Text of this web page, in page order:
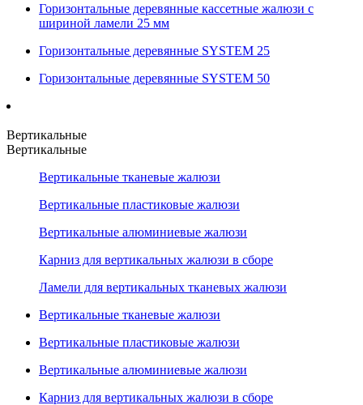
Горизонтальные деревянные кассетные жалюзи с
шириной ламели 25 мм
Горизонтальные деревянные SYSTEM 25
Горизонтальные деревянные SYSTEM 50
Вертикальные
Вертикальные
Вертикальные тканевые жалюзи
Вертикальные пластиковые жалюзи
Вертикальные алюминиевые жалюзи
Карниз для вертикальных жалюзи в сборе
Ламели для вертикальных тканевых жалюзи
Вертикальные тканевые жалюзи
Вертикальные пластиковые жалюзи
Вертикальные алюминиевые жалюзи
Карниз для вертикальных жалюзи в сборе